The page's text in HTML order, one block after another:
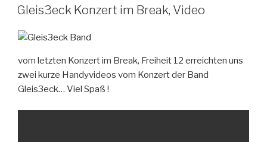
AM
Gleis3eck Konzert im Break, Video
vom letzten Konzert im Break, Freiheit 12 erreichten uns
zwei kurze Handyvideos vom Konzert der Band
Gleis3eck… Viel Spaß !